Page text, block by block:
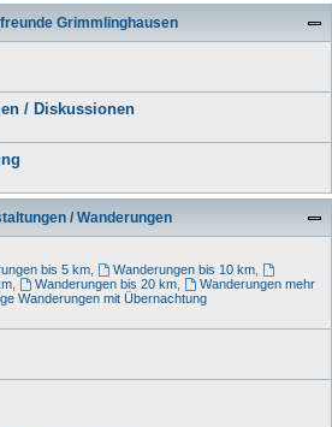
Grimmlinghausen
/ Diskussionen
/ Wanderungen
bis 5 km, Wanderungen bis 10 km,
Wanderungen bis 20 km,
Wanderungen mehr
Wanderungen mit Übernachtung